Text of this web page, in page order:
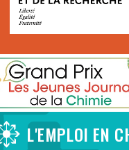
L'EMPLOI EN